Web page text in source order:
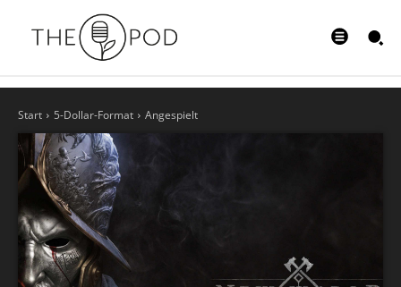
Start 5-Dollar-Format Angespielt